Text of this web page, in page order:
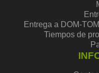
Entrega a DOM-
Tiempos de